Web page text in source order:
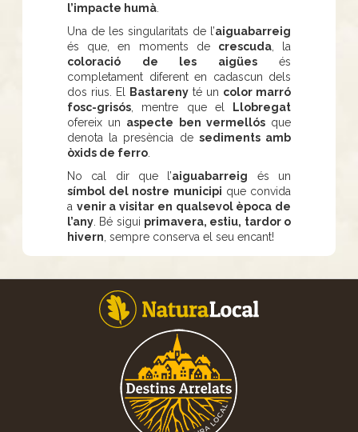
l’impacte humà
Una de les singularitats de l’aiguabarreig
és que, en moments de crescuda, la
coloració de les aigüesés
completament diferent en cadascun dels
dos rius. El
Bastareny té un color marró
fosc-grisós , mentre que el
Llobregat
ofereix un aspecte ben vermellósque
denota la presència de sediments amb
òxids de ferro
No cal dir que l’aiguabarreig és un
símbol del nostre municipi que convida
a venir a visitar en qualsevol època de
l’any . Bé sigui primavera, estiu, tardor o
hivern , sempre conserva el seu encant!